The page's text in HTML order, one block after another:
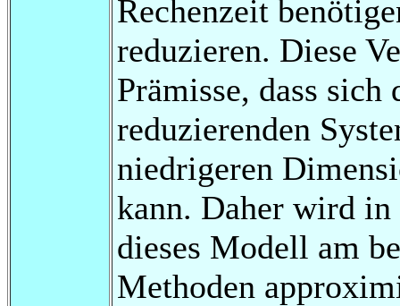
Rechenzeit
reduzieren. Diese
Prämisse, dass
reduzierenden
niedrigeren
kann. Daher wird
dieses Modell am
Methoden